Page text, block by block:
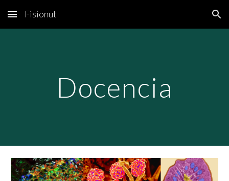
Skip to main content Skip to navigation
Fisionut
Docencia